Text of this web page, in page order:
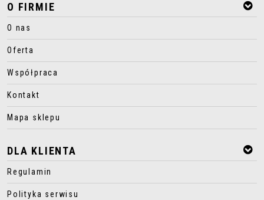
O FIRMIE
O nas
Oferta
Współpraca
Kontakt
Mapa sklepu
DLA KLIENTA
Regulamin
Polityka serwisu